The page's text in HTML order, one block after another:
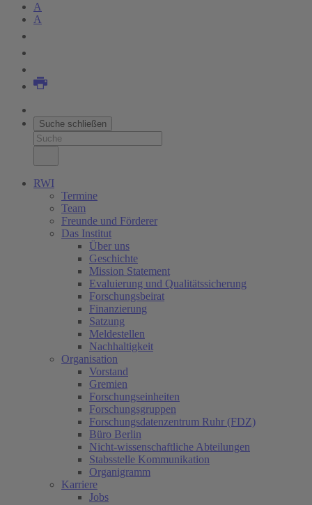
A
A
Suche schließen
RWI
Termine
Team
Freunde und Förderer
Das Institut
Über uns
Geschichte
Mission Statement
Evaluierung und Qualitätssicherung
Forschungsbeirat
Finanzierung
Satzung
Meldestellen
Nachhaltigkeit
Organisation
Vorstand
Gremien
Forschungseinheiten
Forschungsgruppen
Forschungsdatenzentrum Ruhr (FDZ)
Büro Berlin
Nicht-wissenschaftliche Abteilungen
Stabsstelle Kommunikation
Organigramm
Karriere
Jobs